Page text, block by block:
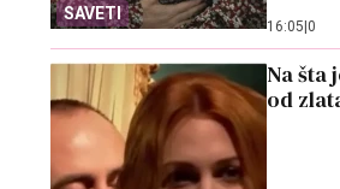
SAVETI
16:05 0
Na šta
od